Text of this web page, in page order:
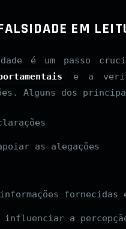
EM
é um passo
e a
Alguns dos
as alegações
influenciar a